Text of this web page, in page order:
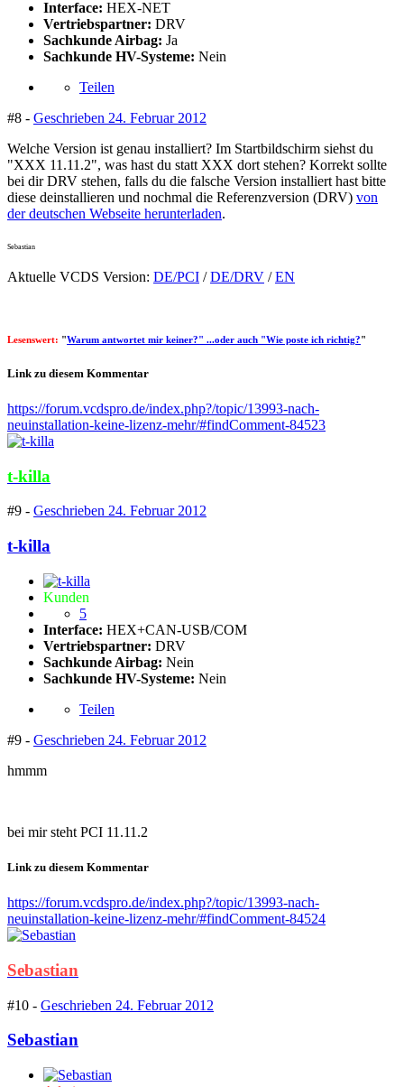
Interface: HEX-NET
Vertriebspartner: DRV
Sachkunde Airbag: Ja
Sachkunde HV-Systeme: Nein
Teilen
#8 - Geschrieben 24. Februar 2012
Welche Version ist genau installiert? Im Startbildschirm siehst du
"XXX 11.11.2", was hast du statt XXX dort stehen? Korrekt sollte
bei dir DRV stehen, falls du die falsche Version installiert hast bitte
diese deinstallieren und nochmal die Referenzversion (DRV) von
der deutschen Webseite herunterladen.
Sebastian
Aktuelle VCDS Version: DE/PCI /DE/DRV /EN
Lesenswert: "Warum antwortet mir keiner?" ...oder auch "Wie poste ich richtig?"
Link zu diesem Kommentar
https://forum.vcdspro.de/index.php?/topic/13993-nach-
neuinstallation-keine-lizenz-mehr/#findComment-84523
t-killa
#9 - Geschrieben 24. Februar 2012
t-killa
Kunden
5
Interface: HEX+CAN-USB/COM
Vertriebspartner: DRV
Sachkunde Airbag: Nein
Sachkunde HV-Systeme: Nein
Teilen
#9 - Geschrieben 24. Februar 2012
hmmm
bei mir steht PCI 11.11.2
Link zu diesem Kommentar
https://forum.vcdspro.de/index.php?/topic/13993-nach-
neuinstallation-keine-lizenz-mehr/#findComment-84524
Sebastian
#10 - Geschrieben 24. Februar 2012
Sebastian